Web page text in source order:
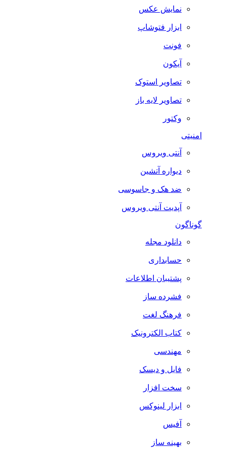
نمایش عکس
ابزار فتوشاپ
فونت
آیکون
تصاویر استوک
تصاویر لایه باز
وکتور
امنیتی
آنتی ویروس
دیواره آتشین
ضد هک و جاسوسی
آپدیت آنتی ویروس
گوناگون
دانلود مجله
حسابداری
پشتیبان اطلاعات
فشرده ساز
فرهنگ لغت
کتاب الکترونیک
مهندسی
فایل و دیسک
سخت افزار
ابزار لینوکس
آفیس
بهینه ساز